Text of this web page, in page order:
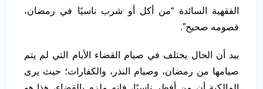
الفقهية السائدة “من أكل أو شرب ناسيًا في رمضان،
فصومه صحيح”.
بيد أن الحال يختلف في صيام القضاء الأيام التي لم يتم
صيامها من رمضان، وصيام النذر، والكفارات؛ حيث يرى